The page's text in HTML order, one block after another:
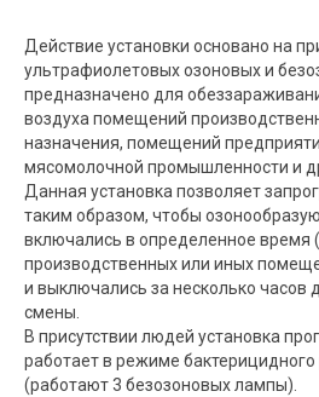
Действие установки основано на
ультрафиолетовых озоновых и
предназначено для
воздуха помещений
назначения, помещений
мясомолочной промышленности и
Данная установка позволяет
таким образом, чтобы
включались в определенное время
производственных или иных
и выключались за несколько часов
смены.
В присутствии людей установка
работает в режиме
(работают 3 безозоновых лампы).